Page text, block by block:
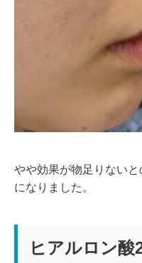
やや効果が物足りない
になりました。
ヒアルロン